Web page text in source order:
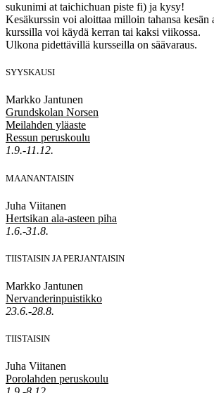
sukunimi at taichichuan piste fi) ja kysy!
Kesäkurssin voi aloittaa milloin tahansa kesän
kurssilla voi käydä kerran tai kaksi viikossa.
Ulkona pidettävillä kursseilla on säävaraus.
SYYSKAUSI
Markko Jantunen
Grundskolan Norsen
Meilahden yläaste
Ressun peruskoulu
1.9.-11.12.
MAANANTAISIN
Juha Viitanen
Hertsikan ala-asteen piha
1.6.-31.8.
TIISTAISIN JA PERJANTAISIN
Markko Jantunen
Nervanderinpuistikko
23.6.-28.8.
TIISTAISIN
Juha Viitanen
Porolahden peruskoulu